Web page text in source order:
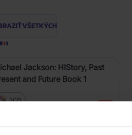
VŠETKÝCH
Jackson: HIStory, Past
and Future Book 1
2CD